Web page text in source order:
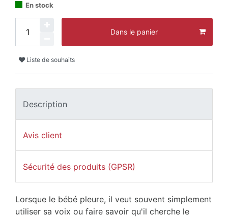
En stock
Dans le panier
Liste de souhaits
Description
Avis client
Sécurité des produits (GPSR)
Lorsque le bébé pleure, il veut souvent simplement
utiliser sa voix ou faire savoir qu'il cherche le